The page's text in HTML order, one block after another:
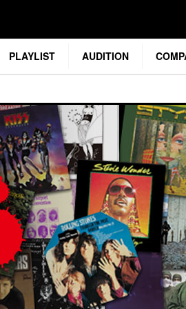
PLAYLIST AUDITION